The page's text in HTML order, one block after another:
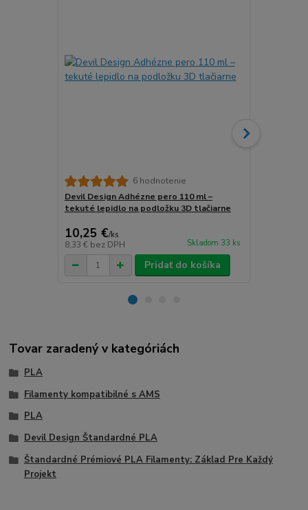
6 hodnotenie
Devil Design Adhézne pero 110 ml –
tekuté lepidlo na podložku 3D tlačiarne
10,25 €/ks
8,33 € bez DPH Skladom 33 ks
Pridať do košíka
Tovar zaradený v kategóriách
PLA
Filamenty kompatibilné s AMS
PLA
Devil Design Štandardné PLA
Štandardné Prémiové PLA Filamenty: Základ Pre Každý
Projekt